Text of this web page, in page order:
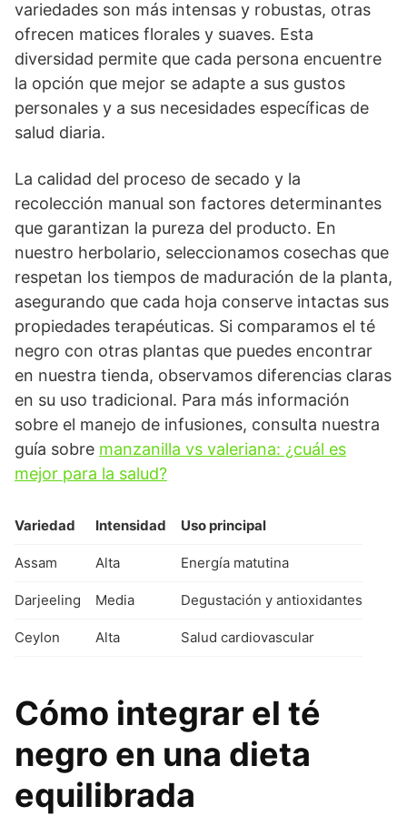
variedades son más intensas y robustas, otras
ofrecen matices florales y suaves. Esta
diversidad permite que cada persona encuentre
la opción que mejor se adapte a sus gustos
personales y a sus necesidades específicas de
salud diaria.
La calidad del proceso de secado y la
recolección manual son factores determinantes
que garantizan la pureza del producto. En
nuestro herbolario, seleccionamos cosechas que
respetan los tiempos de maduración de la planta,
asegurando que cada hoja conserve intactas sus
propiedades terapéuticas. Si comparamos el té
negro con otras plantas que puedes encontrar
en nuestra tienda, observamos diferencias claras
en su uso tradicional. Para más información
sobre el manejo de infusiones, consulta nuestra
guía sobre manzanilla vs valeriana: ¿cuál es
mejor para la salud?
Variedad Intensidad Uso principal
Assam Alta Energía matutina
Darjeeling Media Degustación y antioxidantes
Ceylon Alta Salud cardiovascular
Cómo integrar el té
negro en una dieta
equilibrada